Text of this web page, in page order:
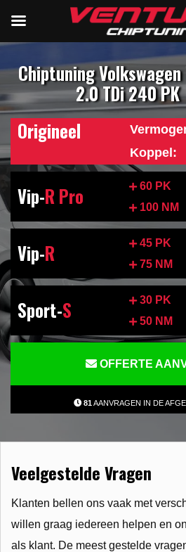
Chiptuning
2.0 TDi 240 PK
Origineel
Koppel:
Vip-R Pro 60 PK
100 NM
Vip-R 45 PK
75 NM
Sport-S 30 PK
50 NM
OFFERTE
81AANVRAGEN IN DE
Veelgestelde Vragen
Klanten bellen ons vaak met
willen graag iedereen helpen en
als klant. De meest gestelde